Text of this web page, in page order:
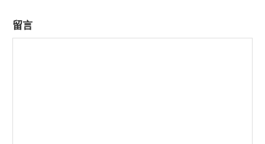
留言